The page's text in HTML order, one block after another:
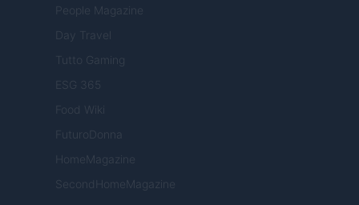
People Magazine
Day Travel
Tutto Gaming
ESG 365
Food Wiki
FuturoDonna
HomeMagazine
SecondHomeMagazine